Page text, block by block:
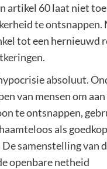
artikel 60 laat niet toe
te ontsnappen.
tot een hernieuwd
absoluut.
van mensen om
te ontsnappen,
als
samenstelling van
openbare netheid